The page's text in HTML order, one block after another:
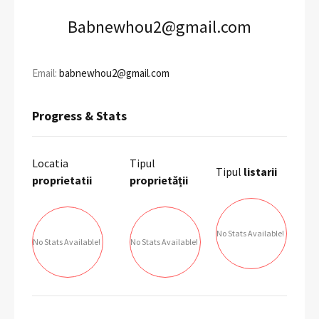
Babnewhou2@gmail.com
Email: babnewhou2@gmail.com
Progress & Stats
Locatia
proprietatii
No Stats Available!
Tipul
proprietății
No Stats Available!
Tipul listarii
No Stats Available!